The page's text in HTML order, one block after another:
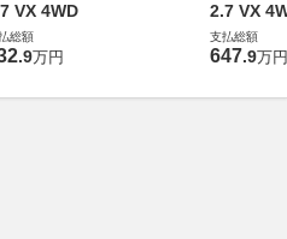
VX 4WD
総額
.9万円
2.7 VX
支払総額
647.9万円